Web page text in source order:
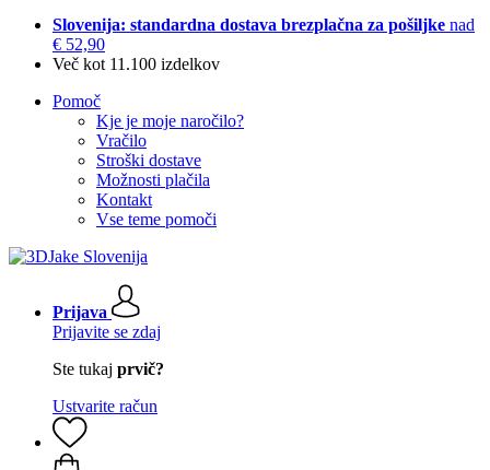
Slovenija: standardna dostava brezplačna za pošiljke nad
€ 52,90
Več kot 11.100 izdelkov
Pomoč
Kje je moje naročilo?
Vračilo
Stroški dostave
Možnosti plačila
Kontakt
Vse teme pomoči
Prijava
Prijavite se zdaj
Ste tukaj prvič?
Ustvarite račun